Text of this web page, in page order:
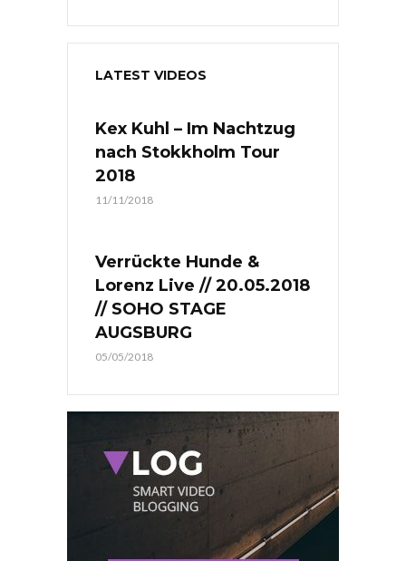
LATEST VIDEOS
Kex Kuhl – Im Nachtzug
nach Stokkholm Tour
2018
11/11/2018
Verrückte Hunde &
Lorenz Live // 20.05.2018
// SOHO STAGE
AUGSBURG
05/05/2018